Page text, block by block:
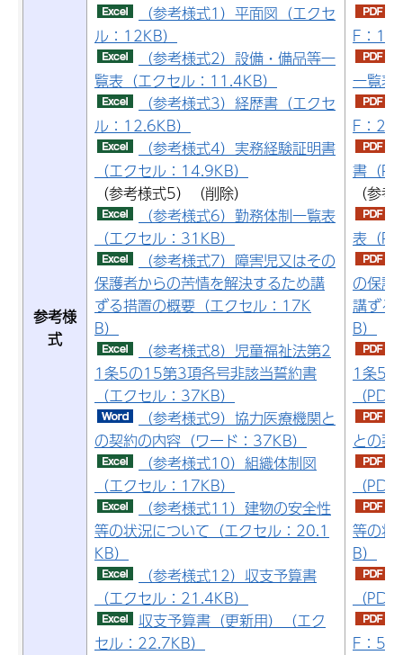
参考様
式
（参考様式1）平面図（エクセ
ル：12KB）
（参考様式2）設備・備品等一
覧表（エクセル：11.4KB）
（参考様式3）経歴書（エクセ
ル：12.6KB）
（参考様式4）実務経験証明書
（エクセル：14.9KB）
（参考様式5）（削除）
（参考様式6）勤務体制一覧表
（エクセル：31KB）
（参考様式7）障害児又はその
保護者からの苦情を解決するため講
ずる措置の概要（エクセル：17K
B）
（参考様式8）児童福祉法第2
1条5の15第3項各号非該当誓約書
（エクセル：37KB）
（参考様式9）協力医療機関と
の契約の内容（ワード：37KB）
（参考様式10）組織体制図
（エクセル：17KB）
（参考様式11）建物の安全性
等の状況について（エクセル：20.1
KB）
（参考様式12）収支予算書
（エクセル：21.4KB）
収支予算書（更新用）（エク
セル：22.7KB）
F：
一覧表
F：
書（
（参
表（
の保護
講ずる
B）
1条5
（
との
（
等の状
B）
（
F：